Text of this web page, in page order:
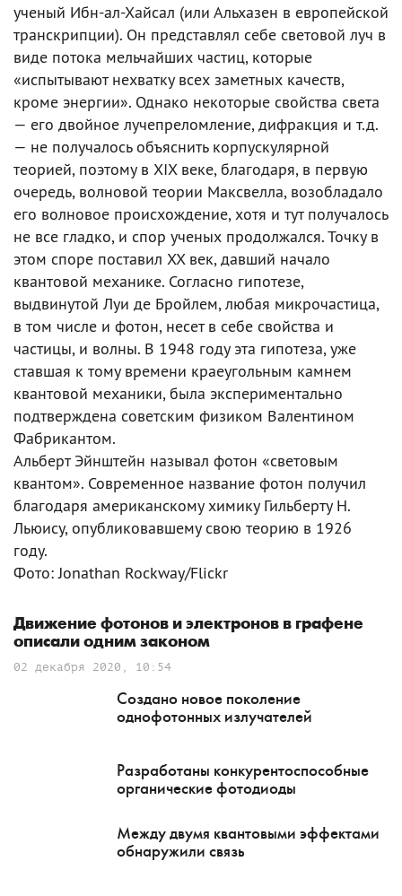
ученый Ибн-ал-Хайсал (или Альхазен в европейской
транскрипции). Он представлял себе световой луч в
виде потока мельчайших частиц, которые
«испытывают нехватку всех заметных качеств,
кроме энергии». Однако некоторые свойства света
— его двойное лучепреломление, дифракция и т.д.
— не получалось объяснить корпускулярной
теорией, поэтому в XIX веке, благодаря, в первую
очередь, волновой теории Максвелла, возобладало
его волновое происхождение, хотя и тут получалось
не все гладко, и спор ученых продолжался. Точку в
этом споре поставил XX век, давший начало
квантовой механике. Согласно гипотезе,
выдвинутой Луи де Бройлем, любая микрочастица,
в том числе и фотон, несет в себе свойства и
частицы, и волны. В 1948 году эта гипотеза, уже
ставшая к тому времени краеугольным камнем
квантовой механики, была экспериментально
подтверждена советским физиком Валентином
Фабрикантом.
Альберт Эйнштейн называл фотон «световым
квантом». Современное название фотон получил
благодаря американскому химику Гильберту Н.
Льюису, опубликовавшему свою теорию в 1926
году.
Фото: Jonathan Rockway/Flickr
Движение фотонов и электронов в графене
описали одним законом
02 декабря 2020, 10:54
Создано новое поколение
однофотонных излучателей
Разработаны конкурентоспособные
органические фотодиоды
Между двумя квантовыми эффектами
обнаружили связь